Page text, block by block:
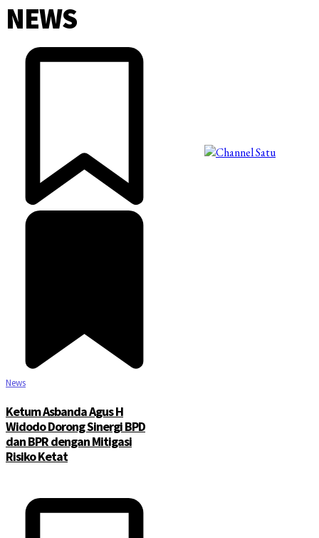
NEWS
News
Ketum Asbanda Agus H
Widodo Dorong Sinergi BPD
dan BPR dengan Mitigasi
Risiko Ketat